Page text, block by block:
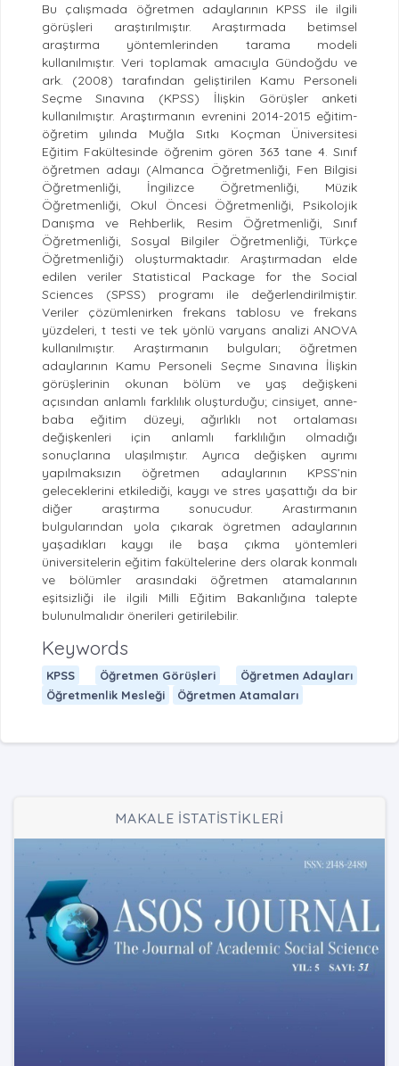
Bu çalışmada öğretmen adaylarının KPSS ile ilgili
görüşleri araştırılmıştır. Araştırmada betimsel
araştırma yöntemlerinden tarama modeli
kullanılmıştır. Veri toplamak amacıyla Gündoğdu ve
ark. (2008) tarafından geliştirilen Kamu Personeli
Seçme Sınavına (KPSS) İlişkin Görüşler anketi
kullanılmıştır. Araştırmanın evrenini 2014-2015 eğitim-
öğretim yılında Muğla Sıtkı Koçman Üniversitesi
Eğitim Fakültesinde öğrenim gören 363 tane 4. Sınıf
öğretmen adayı (Almanca Öğretmenliği, Fen Bilgisi
Öğretmenliği, İngilizce Öğretmenliği, Müzik
Öğretmenliği, Okul Öncesi Öğretmenliği, Psikolojik
Danışma ve Rehberlik, Resim Öğretmenliği, Sınıf
Öğretmenliği, Sosyal Bilgiler Öğretmenliği, Türkçe
Öğretmenliği) oluşturmaktadır. Araştırmadan elde
edilen veriler Statistical Package for the Social
Sciences (SPSS) programı ile değerlendirilmiştir.
Veriler çözümlenirken frekans tablosu ve frekans
yüzdeleri, t testi ve tek yönlü varyans analizi ANOVA
kullanılmıştır. Araştırmanın bulguları; öğretmen
adaylarının Kamu Personeli Seçme Sınavına İlişkin
görüşlerinin okunan bölüm ve yaş değişkeni
açısından anlamlı farklılık oluşturduğu; cinsiyet, anne-
baba eğitim düzeyi, ağırlıklı not ortalaması
değişkenleri için anlamlı farklılığın olmadığı
sonuçlarına ulaşılmıştır. Ayrıca değişken ayrımı
yapılmaksızın öğretmen adaylarının KPSS’nin
geleceklerini etkilediği, kaygı ve stres yaşattığı da bir
diğer araştırma sonucudur. Arastırmanın
bulgularından yola çıkarak ögretmen adaylarının
yaşadıkları kaygı ile başa çıkma yöntemleri
üniversitelerin eğitim fakültelerine ders olarak konmalı
ve bölümler arasındaki öğretmen atamalarının
eşitsizliği ile ilgili Milli Eğitim Bakanlığına talepte
bulunulmalıdır önerileri getirilebilir.
Keywords
KPSS Öğretmen Görüşleri
Öğretmen Adayları
Öğretmenlik Mesleği
Öğretmen Atamaları
MAKALE İSTATİSTİKLERİ